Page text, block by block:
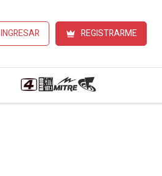
INGRESAR REGISTRARME